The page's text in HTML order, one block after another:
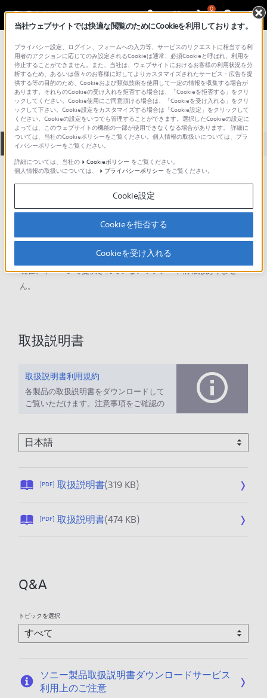
0
総合サポート・お問い合わせ アクセサリー （パソコンアクセサリー）
PCGA-UMS1
全て ダウンロード 取扱説明書 Q&A
動画でサポートご利用にあたってのお願い
サポート動画をご利用の際にはソーシャ
ルメディア利用規約をご確認ください。
ダウンロード
現在、本ページで提供されているアップデート情報はありませ
ん。
取扱説明書
取扱説明書利用規約
各製品の取扱説明書をダウンロードして
ご覧いただけます。注意事項をご確認の
[PDF] 取扱説明書(319 KB)公
:
2
1
9
[PDF] 取扱説明書(474 KB)公
/
1
Q&A
トピックを選択
ソニー製品取扱説明書ダウンロードサービス
利用上のご注意
当社ウェブサイトでは快適な閲覧のためにCookieを利用しております。
プライバシー設定、ログイン、フォームへの入力等、サービスのリクエストに相当する利
用者のアクションに応じてのみ設定されるCookieは通常、必須Cookieと呼ばれ、利用を
停止することができません。また、当社は、ウェブサイトにおけるお客様の利用状況を分
析するため、あるいは個々のお客様に対してよりカスタマイズされたサービス・広告を提
供する等の目的のため、Cookieおよび類似技術を使用して一定の情報を収集する場合が
あります。それらのCookieの受け入れを拒否する場合は、「Cookieを拒否する」をクリ
ックしてください。Cookie使用にご同意頂ける場合は、「Cookieを受け入れる」をクリ
ックして下さい。Cookie設定をカスタマイズする場合は「Cookie設定」をクリックして
ください。Cookieの設定をいつでも管理することができます。選択したCookieの設定に
よっては、このウェブサイトの機能の一部が使用できなくなる場合があります。 詳細に
ついては、当社のCookieポリシーをご覧ください。個人情報の取扱いについては、プラ
イバシーポリシーをご覧ください。
詳細については、当社の
Cookieポリシー をご覧ください。
個人情報の取扱いについては、
プライバシーポリシー をご覧ください。
Cookie設定
Cookieを拒否する
Cookieを受け入れる